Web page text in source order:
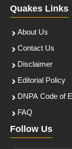
Quakes Links
About Us
Contact Us
Disclaimer
Editorial Policy
DNPA Code of
FAQ
Follow Us